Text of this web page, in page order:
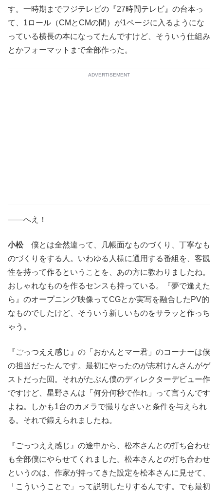
す。一時期までフジテレビの『27時間テレビ』の台本っ
て、1ロール（CMとCMの間）が1ページに入るようにな
っている横長の本になってたんですけど、そういう仕組み
とかフォーマットまで全部作った。
ADVERTISEMENT
――へえ！
小松僕とは全然違って、几帳面なものづくり、丁寧なも
のづくりをする人。いわゆる人様に通用する番組を、客観
性を持って作るということを、あの方に教わりましたね。
おしゃれなものを作るセンスも持っている。『夢で逢えた
ら』のオープニング映像ってCGとか実写を融合したPV的
なものでしたけど、そういう新しいものをサラッと作っち
ゃう。
『ごっつええ感じ』の「おかんとマー君」のコーナーは僕
の担当だったんです。最初にやったのが志村けんさんがゲ
ストだった回。それがたぶん僕のディレクターデビュー作
ですけど、星野さんは「何分何秒で作れ」って言うんです
よね。しかも1台のカメラで撮りなさいと条件を与えられ
る。それで鍛えられましたね。
『ごっつええ感じ』の途中から、松本さんとの打ち合わせ
も全部僕にやらせてくれました。松本さんとの打ち合わせ
というのは、作家が持ってきた設定を松本さんに見せて、
「こういうことで」って説明したりするんです。でも最初